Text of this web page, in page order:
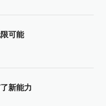
可能
新能力